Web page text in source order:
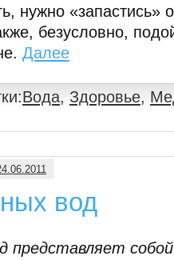
нужно
безусловно,
Далее
Вода, Здоровье,
вод
представляет